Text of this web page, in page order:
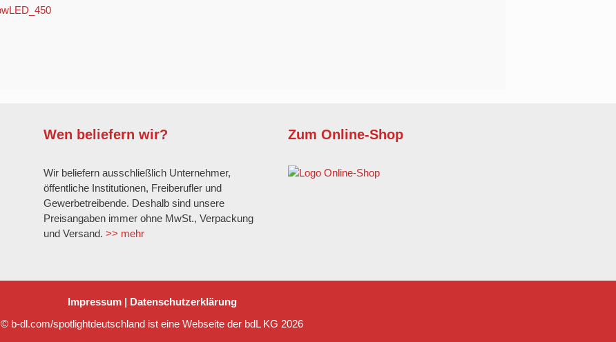
Wen beliefern wir?
Wir beliefern ausschließlich Unternehmer,
öffentliche Institutionen, Freiberufler und
Gewerbetreibende. Deshalb sind unsere
Preisangaben immer ohne MwSt., Verpackung
und Versand. >> mehr
Zum Online-Shop
Impressum| Datenschutzerklärung
© b-dl.com/spotlightdeutschland ist eine Webseite der bdL KG 2026